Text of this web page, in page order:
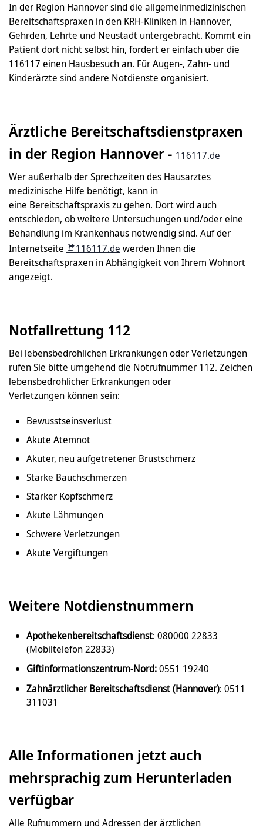
In der Region Hannover sind die allgemeinmedizinischen
Bereitschaftspraxen in den KRH-Kliniken in Hannover,
Gehrden, Lehrte und Neustadt untergebracht. Kommt ein
Patient dort nicht selbst hin, fordert er einfach über die
116117 einen Hausbesuch an. Für Augen-, Zahn- und
Kinderärzte sind andere Notdienste organisiert.
Ärztliche Bereitschaftsdienstpraxen
in der Region Hannover - 116117.de
Wer außerhalb der Sprechzeiten des Hausarztes
medizinische Hilfe benötigt, kann in
eine Bereitschaftspraxis zu gehen. Dort wird auch
entschieden, ob weitere Untersuchungen und/oder eine
Behandlung im Krankenhaus notwendig sind. Auf der
Internetseite
116117.de werden Ihnen die
Bereitschaftspraxen in Abhängigkeit von Ihrem Wohnort
angezeigt.
Notfallrettung 112
Bei lebensbedrohlichen Erkrankungen oder Verletzungen
rufen Sie bitte umgehend die Notrufnummer 112. Zeichen
lebensbedrohlicher Erkrankungen oder
Verletzungen können sein:
Bewusstseinsverlust
Akute Atemnot
Akuter, neu aufgetretener Brustschmerz
Starke Bauchschmerzen
Starker Kopfschmerz
Akute Lähmungen
Schwere Verletzungen
Akute Vergiftungen
Weitere Notdienstnummern
Apothekenbereitschaftsdienst: 080000 22833
(Mobiltelefon 22833)
Giftinformationszentrum-Nord:0551 19240
Zahnärztlicher Bereitschaftsdienst (Hannover): 0511
311031
Alle Informationen jetzt auch
mehrsprachig zum Herunterladen
verfügbar
Alle Rufnummern und Adressen der ärztlichen